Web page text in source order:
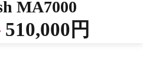
MA7000
510,000円